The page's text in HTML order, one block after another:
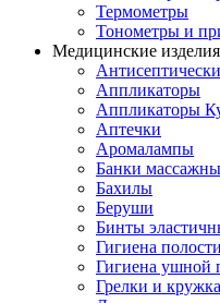
Термометры
Тонометры и
Медицинские изделия
Аппликаторы
Аппликаторы
Аптечки
Аромалампы
Банки
Бахилы
Беруши
Бинты
Гигиена
Гигиена ушной
Грелки и